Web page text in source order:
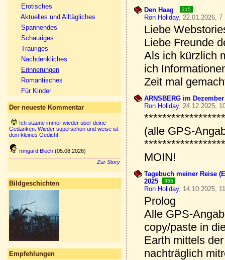
Erotisches
Aktuelles und Alltägliches
Spannendes
Schauriges
Trauriges
Nachdenkliches
Erinnerungen
Romantisches
Für Kinder
Der neueste Kommentar
Ich staune immer wieder über deine
Gedanken. Wieder superschön und weise ist
dein kleines Gedicht.
Irmgard Blech (05.08.2026)
Zur Story
Bildgeschichten
Empfehlungen
Den Haag 315
Ron Holiday, 22.01.2026, 7
Liebe
Liebe Freunde
Als ich kürzlich
ich
Zeit mal
ARNSBERG im Dezember
Ron Holiday, 24.12.2025,
(alle GPS-
MOIN!
Tagebuch meiner Reise
2025
355
Ron Holiday, 14.10.2025,
Prolog
Alle GPS-
copy/paste in
Earth mittels
nachträglich